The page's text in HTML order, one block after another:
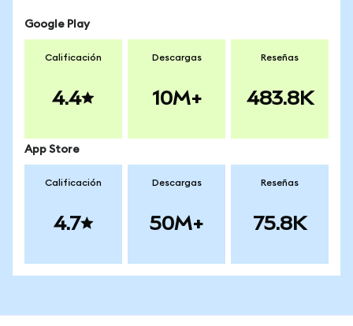
Google Play
Calificación
4.4
Descargas
10M+
Reseñas
483.8K
App Store
Calificación
4.7
Descargas
50M+
Reseñas
75.8K